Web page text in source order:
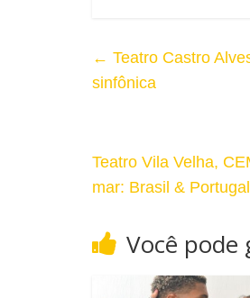
← Teatro Castro
sinfônica
Teatro Vila Velha,
mar: Brasil &
Você